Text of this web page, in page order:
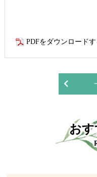
PDFをダウンロードす
お